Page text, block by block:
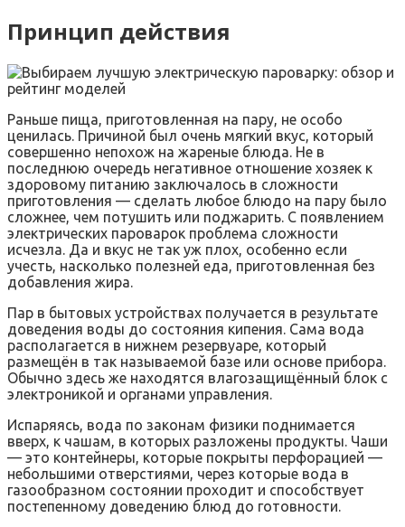
Принцип действия
Раньше пища, приготовленная на пару, не особо
ценилась. Причиной был очень мягкий вкус, который
совершенно непохож на жареные блюда. Не в
последнюю очередь негативное отношение хозяек к
здоровому питанию заключалось в сложности
приготовления — сделать любое блюдо на пару было
сложнее, чем потушить или поджарить. С появлением
электрических пароварок проблема сложности
исчезла. Да и вкус не так уж плох, особенно если
учесть, насколько полезней еда, приготовленная без
добавления жира.
Пар в бытовых устройствах получается в результате
доведения воды до состояния кипения. Сама вода
располагается в нижнем резервуаре, который
размещён в так называемой базе или основе прибора.
Обычно здесь же находятся влагозащищённый блок с
электроникой и органами управления.
Испаряясь, вода по законам физики поднимается
вверх, к чашам, в которых разложены продукты. Чаши
— это контейнеры, которые покрыты перфорацией —
небольшими отверстиями, через которые вода в
газообразном состоянии проходит и способствует
постепенному доведению блюд до готовности.